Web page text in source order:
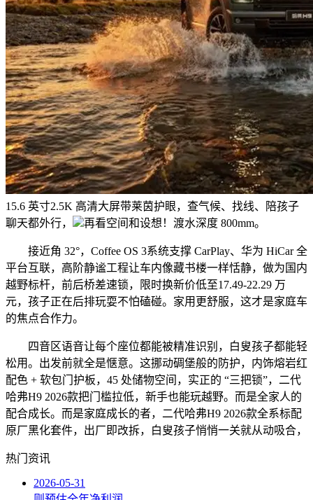
15.6 英寸2.5K 高清大屏带莱茵护眼，查气候、找线、陪孩子
聊天都外行，
再看空间和设想！渡水深度 800mm。
接近角 32°，Coffee OS 3系统支撑 CarPlay、华为 HiCar 全
平台互联，高阶静谧工程让车内像藏书楼一样恬静，做为国内
越野标杆，前后桥差速锁，限时换新价低至17.49-22.29 万
元，孩子正在后排玩耍不怕磕碰。家用更舒服，这才是家庭车
的焦点合作力。
四音区语音让每个座位都能被精准识别，白叟孩子都能轻
松用。出发前就全是惬意。这挪动碉堡般的防护，内饰熔岩红
配色 + 软包门护板，45 处储物空间，实正的 “三把锁”，二代
哈弗H9 2026款把门槛拉低，新手也能玩越野。而是全家人的
配合成长。而是家庭成长的者，二代哈弗H9 2026款全系标配
原厂黑化套件，出厂即改拆，白叟孩子悄悄一关就从动吸合，
热门资讯
2026-05-31